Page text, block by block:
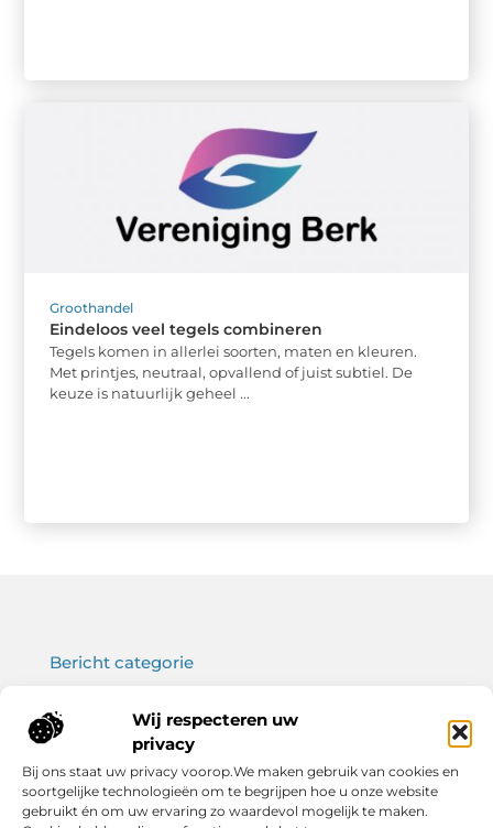
Wij respecteren uw
privacy
Bij ons staat uw privacy voorop.We maken gebruik van cookies en
soortgelijke technologieën om te begrijpen hoe u onze website
gebruikt én om uw ervaring zo waardevol mogelijk te maken.
Groothandel
Eindeloos veel tegels combineren
Tegels komen in allerlei soorten, maten en kleuren.
Met printjes, neutraal, opvallend of juist subtiel. De
keuze is natuurlijk geheel ...
Onze informatie
Bericht categorie